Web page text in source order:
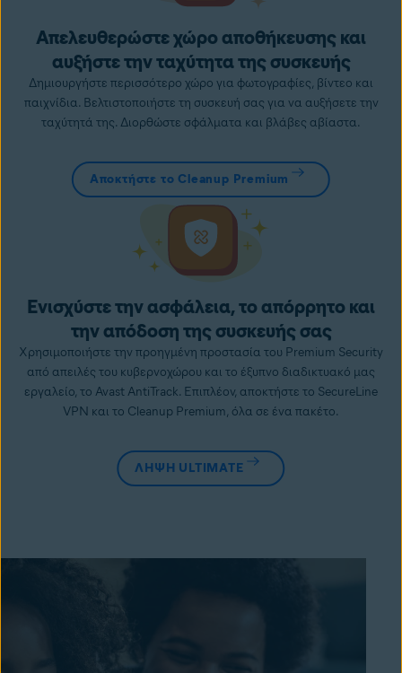
Απελευθερώστε χώρο αποθήκευσης και
αυξήστε την ταχύτητα της συσκευής
Δημιουργήστε περισσότερο χώρο για φωτογραφίες, βίντεο και
παιχνίδια. Βελτιστοποιήστε τη συσκευή σας για να αυξήσετε την
ταχύτητά της. Διορθώστε σφάλματα και βλάβες αβίαστα.
Αποκτήστε το Cleanup Premium
Ενισχύστε την ασφάλεια, το απόρρητο και
την απόδοση της συσκευής σας
Χρησιμοποιήστε την προηγμένη προστασία του Premium Security
από απειλές του κυβερνοχώρου και το έξυπνο διαδικτυακό μας
εργαλείο, το Avast AntiTrack. Επιπλέον, αποκτήστε το SecureLine
VPN και το Cleanup Premium, όλα σε ένα πακέτο.
ΛΗΨΗ ULTIMATE